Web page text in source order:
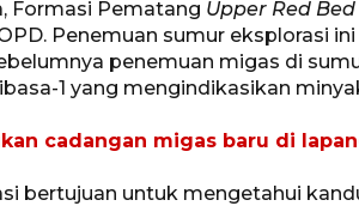
Formasi Pematang Upper Red Bed
Penemuan sumur eksplorasi
penemuan migas di
1 yang mengindikasikan
cadangan migas baru di
bertujuan untuk mengetahui